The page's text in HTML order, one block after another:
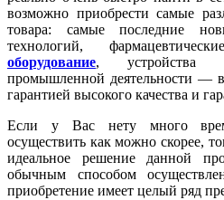
возможно приобрести самые
товара: самые последние
технологий,
оборудование, устройства
промышленной деятельности —
гарантией высокого качества и
Если у Вас нету много
осуществить как можно скорее,
идеальное решение данной
обычным способом
приобретение имеет целый ряд